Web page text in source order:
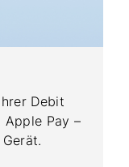
Debit
Pay –